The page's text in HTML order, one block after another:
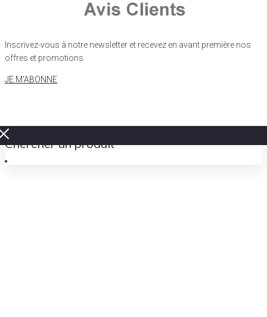
Inscrivez-vous à notre newsletter et recevez en avant première nos
offres et promotions
JE M'ABONNE